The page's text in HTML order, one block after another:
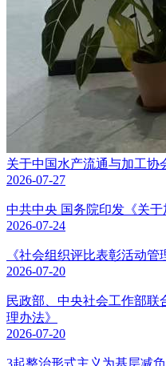
关于中国水产流通与加工协
2026-07-27
中共中央 国务院印发《关于
2026-07-24
《社会组织评比表彰活动管
2026-07-20
民政部、中央社会工作部联
理办法》
2026-07-20
3起整治形式主义为基层减